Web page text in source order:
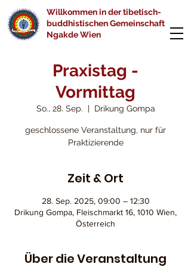
Willkommen in der tibetisch-
buddhistischen Gemeinschaft
Ngakde Wien
Praxistag -
Vormittag
So., 28. Sep.
  |
Drikung Gompa
geschlossene Veranstaltung, nur für
Praktizierende
Zeit & Ort
28. Sep. 2025, 09:00 – 12:30
Drikung Gompa, Fleischmarkt 16, 1010 Wien,
Österreich
Über die Veranstaltung